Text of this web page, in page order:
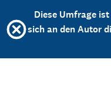
Diese Umfrage
sich an den Autor